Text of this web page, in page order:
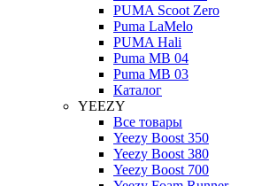
PUMA Scoot Zero
Puma LaMelo
PUMA Hali
Puma MB 04
Puma MB 03
Каталог
YEEZY
Все товары
Yeezy Boost 350
Yeezy Boost 380
Yeezy Boost 700